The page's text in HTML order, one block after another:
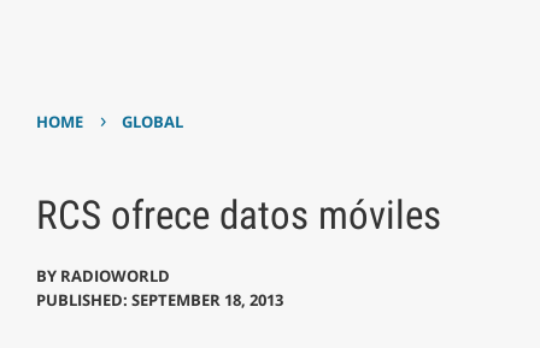
HOME › GLOBAL
RCS ofrece datos móviles
BY RADIOWORLD
PUBLISHED: SEPTEMBER 18, 2013